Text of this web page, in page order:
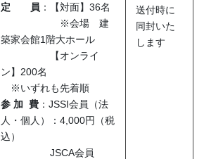
定 員 ：【対面】36名
※会場 建
築家会館1階大ホール
【オンライ
ン】200名
※いずれも先着順
参 加 費 ：JSSI会員（法
人・個人）：4,000円（税
込）
JSCA会員
送付時に
同封いた
します